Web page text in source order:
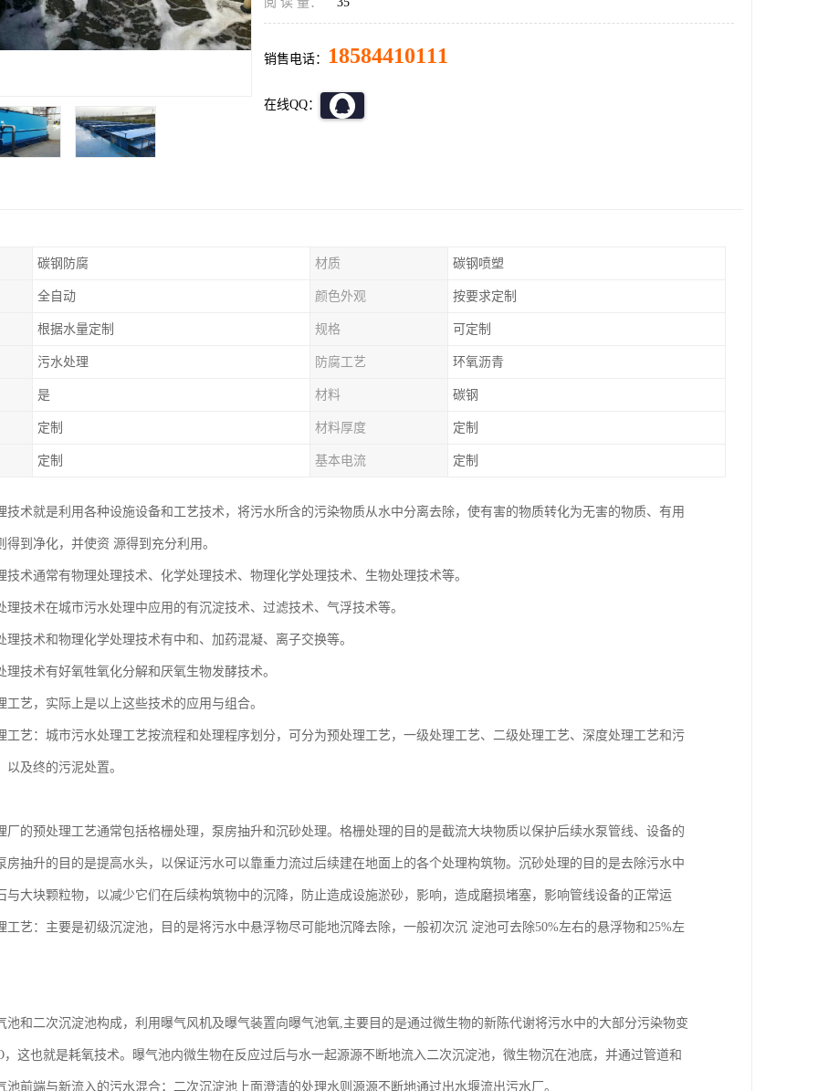
销售电话： 18584410111
在线QQ：
碳钢防腐 材质 碳钢喷塑
全自动 颜色外观 按要求定制
根据水量定制 规格 可定制
污水处理 防腐工艺 环氧沥青
是 材料 碳钢
定制 材料厚度 定制
定制 基本电流 定制
技术就是利用各种设施设备和工艺技术，将污水所含的污染物质从水中分离去除，使有害的物质转化为无害的物质、有用
得到净化，并使资 源得到充分利用。
技术通常有物理处理技术、化学处理技术、物理化学处理技术、生物处理技术等。
理技术在城市污水处理中应用的有沉淀技术、过滤技术、气浮技术等。
理技术和物理化学处理技术有中和、加药混凝、离子交换等。
理技术有好氧牲氧化分解和厌氧生物发酵技术。
工艺，实际上是以上这些技术的应用与组合。
工艺：城市污水处理工艺按流程和处理程序划分，可分为预处理工艺，一级处理工艺、二级处理工艺、深度处理工艺和污
以及终的污泥处置。
厂的预处理工艺通常包括格栅处理，泵房抽升和沉砂处理。格栅处理的目的是截流大块物质以保护后续水泵管线、设备的
房抽升的目的是提高水头，以保证污水可以靠重力流过后续建在地面上的各个处理构筑物。沉砂处理的目的是去除污水中
与大块颗粒物，以减少它们在后续构筑物中的沉降，防止造成设施淤砂，影响，造成磨损堵塞，影响管线设备的正常运
工艺：主要是初级沉淀池，目的是将污水中悬浮物尽可能地沉降去除，一般初次沉 淀池可去除50%左右的悬浮物和25%左
池和二次沉淀池构成，利用曝气风机及曝气装置向曝气池氧,主要目的是通过微生物的新陈代谢将污水中的大部分污染物变
，这也就是耗氧技术。曝气池内微生物在反应过后与水一起源源不断地流入二次沉淀池，微生物沉在池底，并通过管道和
池前端与新流入的污水混合；二次沉淀池上面澄清的处理水则源源不断地通过出水堰流出污水厂。